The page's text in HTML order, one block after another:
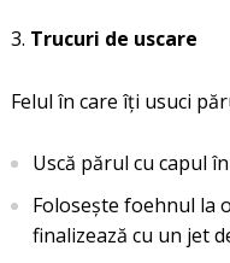
Trucuri de uscare
Felul în care îți usuci
Uscă părul cu capul
Folosește foehnul la
finalizează cu un jet